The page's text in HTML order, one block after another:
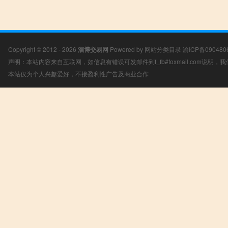
Copyright © 2012 - 2026 淄博交易网 Powered by 网站分类目录 渝ICP备
声明：本站内容来自互联网，如信息有错误可发邮件到f_fb#foxmail.com说明，
本站仅为个人兴趣爱好，不接盈利性广告及商业合作